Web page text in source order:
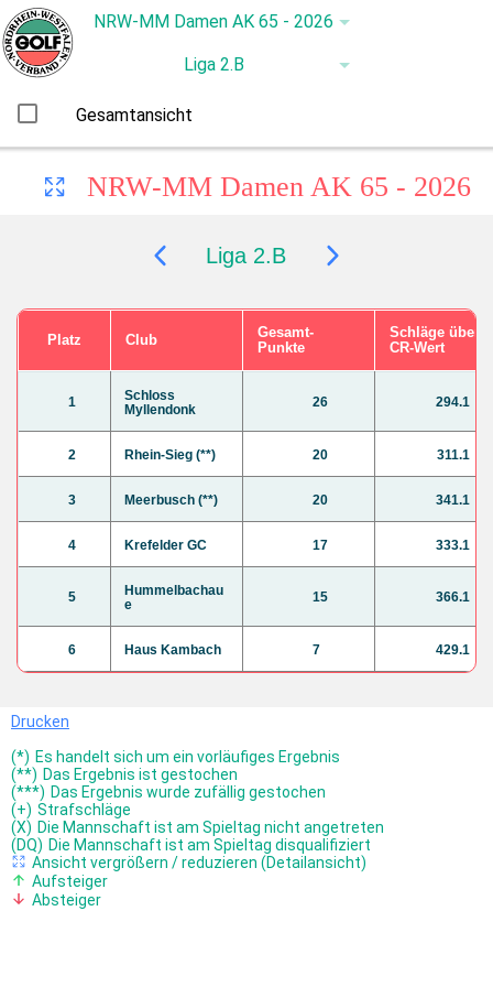
Gesamtansicht
NRW-MM Damen AK 65 - 2026
Liga 2.B
Platz Club
Gesamt-
Punkte
Schläge über
CR-Wert
1
Schloss
Myllendonk
26 294.1
2 Rhein-Sieg (**) 20 311.1
3 Meerbusch (**) 20 341.1
4 Krefelder GC 17 333.1
5
Hummelbachau
e
15 366.1
6 Haus Kambach 7 429.1
Drucken
(*) Es handelt sich um ein vorläufiges Ergebnis
(**) Das Ergebnis ist gestochen
(***) Das Ergebnis wurde zufällig gestochen
(+) Strafschläge
(X) Die Mannschaft ist am Spieltag nicht angetreten
(DQ) Die Mannschaft ist am Spieltag disqualifiziert
Ansicht vergrößern / reduzieren (Detailansicht)
Aufsteiger
Absteiger